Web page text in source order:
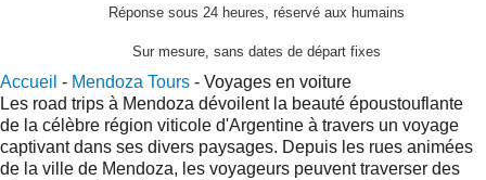
Réponse sous 24 heures, réservé aux humains
Sur mesure, sans dates de départ fixes
Accueil - Mendoza Tours - Voyages en voiture
Les road trips à Mendoza dévoilent la beauté époustouflante
de la célèbre région viticole d'Argentine à travers un voyage
captivant dans ses divers paysages. Depuis les rues animées
de la ville de Mendoza, les voyageurs peuvent traverser des